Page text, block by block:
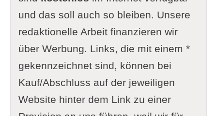
und das soll auch so bleiben. Unsere
redaktionelle Arbeit finanzieren wir
über Werbung. Links, die mit einem *
gekennzeichnet sind, können bei
Kauf/Abschluss auf der jeweiligen
Website hinter dem Link zu einer